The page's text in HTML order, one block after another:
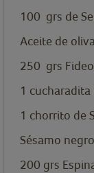
100 grs de
Aceite de
250 grs
1 cucharadita
1 chorrito de
Sésamo
200 grs